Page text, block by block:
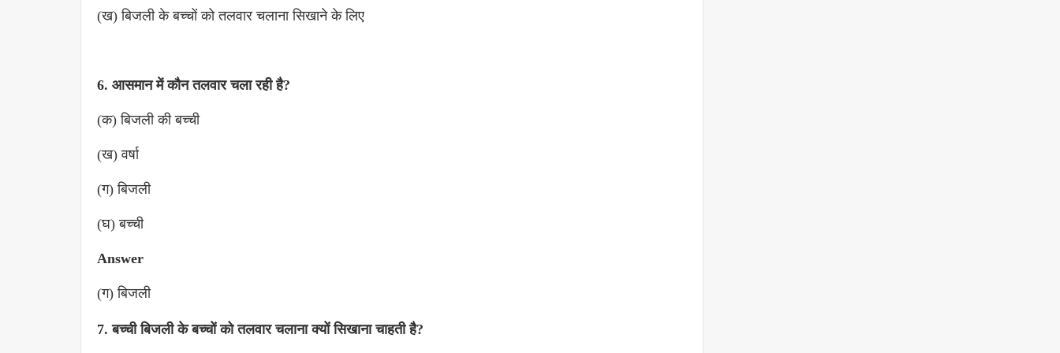
(ख) बिजली के बच्चों को तलवार चलाना सिखाने के लिए
6. आसमान में कौन तलवार चला रही है?
(क) बिजली की बच्ची
(ख) वर्षा
(ग) बिजली
(घ) बच्ची
Answer
(ग) बिजली
7. बच्ची बिजली के बच्चों को तलवार चलाना क्यों सिखाना चाहती है?